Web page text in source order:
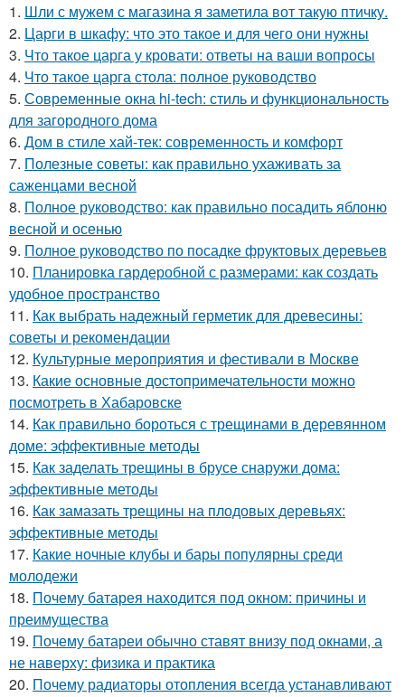
1. Шли с мужем с магазина я заметила вот такую птичку.
2. Царги в шкафу: что это такое и для чего они нужны
3. Что такое царга у кровати: ответы на ваши вопросы
4. Что такое царга стола: полное руководство
5. Современные окна hi-tech: стиль и функциональность
для загородного дома
6. Дом в стиле хай-тек: современность и комфорт
7. Полезные советы: как правильно ухаживать за
саженцами весной
8. Полное руководство: как правильно посадить яблоню
весной и осенью
9. Полное руководство по посадке фруктовых деревьев
10. Планировка гардеробной с размерами: как создать
удобное пространство
11. Как выбрать надежный герметик для древесины:
советы и рекомендации
12. Культурные мероприятия и фестивали в Москве
13. Какие основные достопримечательности можно
посмотреть в Хабаровске
14. Как правильно бороться с трещинами в деревянном
доме: эффективные методы
15. Как заделать трещины в брусе снаружи дома:
эффективные методы
16. Как замазать трещины на плодовых деревьях:
эффективные методы
17. Какие ночные клубы и бары популярны среди
молодежи
18. Почему батарея находится под окном: причины и
преимущества
19. Почему батареи обычно ставят внизу под окнами, а
не наверху: физика и практика
20. Почему радиаторы отопления всегда устанавливают